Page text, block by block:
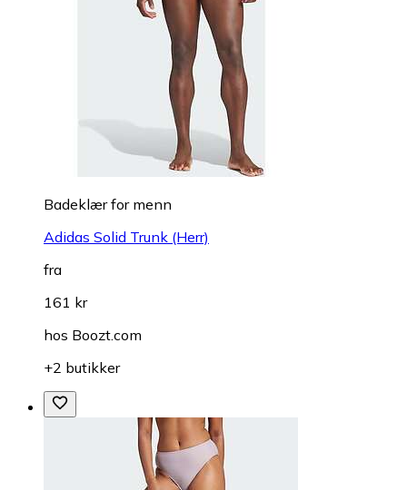
Badeklær for menn
Adidas Solid Trunk (Herr)
fra
161 kr
hos Boozt.com
+2 butikker